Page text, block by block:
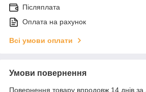
Післяплата
Оплата на рахунок
Всі умови оплати
Умови повернення
Повернення товару впродовж 14 днів за